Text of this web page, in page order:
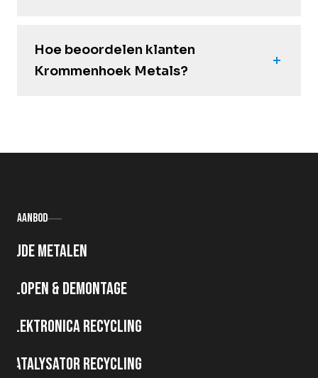
Hoe beoordelen klanten
Krommenhoek Metals?
Aanbod
Oude metalen
Slopen & demontage
Elektronica recycling
Katalysator recycling